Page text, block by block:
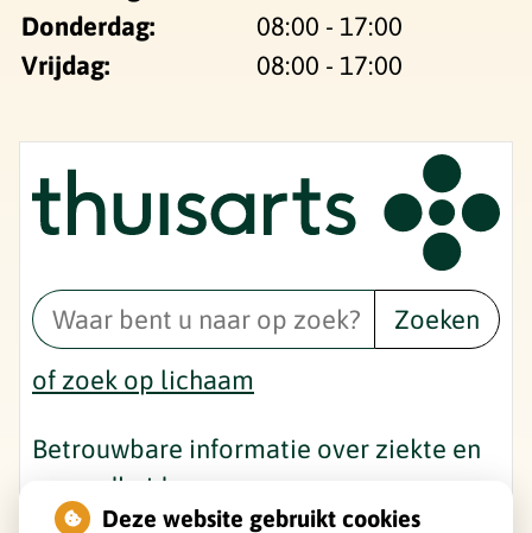
Donderdag:
08:00 - 17:00
Vrijdag:
08:00 - 17:00
Zoeken
of zoek op lichaam
Betrouwbare informatie over ziekte en
gezondheid
Deze website gebruikt cookies